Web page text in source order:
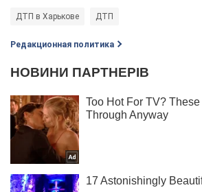
ДТП в Харькове ДТП
Редакционная политика